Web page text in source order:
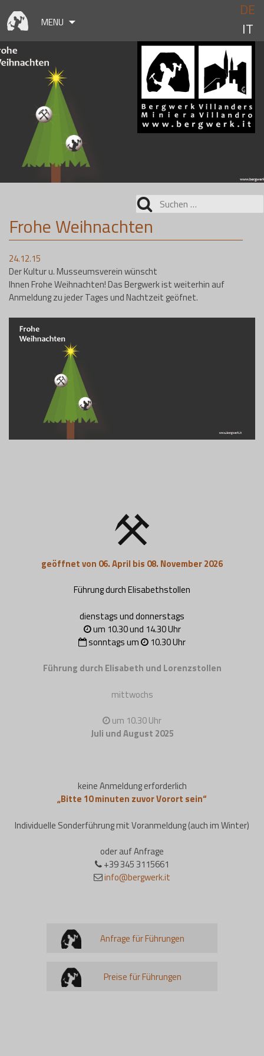
to
content
MENU
DE
IT
Suchen
nach:
Frohe Weihnachten
24.12.15
Der Kultur u. Musseumsverein wünscht
Ihnen Frohe Weihnachten! Das Bergwerk ist weiterhin auf
Anmeldung zu jeder Tages und Nachtzeit geöfnet.
geöffnet von 06. April bis 08. November 2026
Führung durch Elisabethstollen
dienstags und donnerstags
um 10.30 und 14.30 Uhr
sonntags um
10.30 Uhr
Führung durch Elisabeth und Lorenzstollen
mittwochs
um 10.30 Uhr
Juli und August 2025
keine Anmeldung erforderlich
„Bitte 10 minuten zuvor Vorort sein“
Individuelle Sonderführung mit Voranmeldung (auch im Winter)
oder auf Anfrage
+39 345 3115661
info@bergwerk.it
Anfrage für Führungen
Preise für Führungen